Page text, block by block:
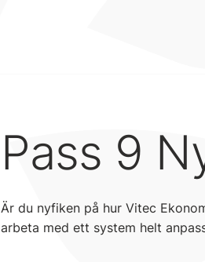
Pass 9
Är du nyfiken på hur Vitec
arbeta med ett system helt